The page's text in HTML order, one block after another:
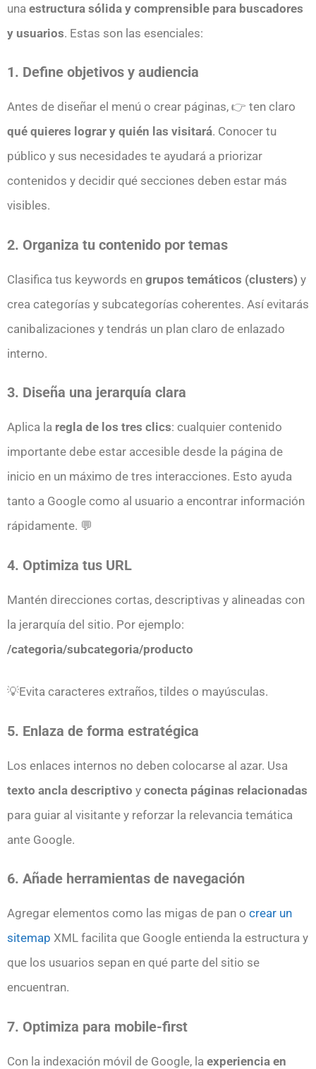
una estructura sólida y comprensible para buscadores
y usuarios. Estas son las esenciales:
1. Define objetivos y audiencia
Antes de diseñar el menú o crear páginas, 👉 ten claro
qué quieres lograr y quién las visitará. Conocer tu
público y sus necesidades te ayudará a priorizar
contenidos y decidir qué secciones deben estar más
visibles.
2. Organiza tu contenido por temas
Clasifica tus keywords en grupos temáticos (clusters) y
crea categorías y subcategorías coherentes. Así evitarás
canibalizaciones y tendrás un plan claro de enlazado
interno.
3. Diseña una jerarquía clara
Aplica la regla de los tres clics: cualquier contenido
importante debe estar accesible desde la página de
inicio en un máximo de tres interacciones. Esto ayuda
tanto a Google como al usuario a encontrar información
rápidamente. 💬
4. Optimiza tus URL
Mantén direcciones cortas, descriptivas y alineadas con
la jerarquía del sitio. Por ejemplo:
/categoria/subcategoria/producto
💡Evita caracteres extraños, tildes o mayúsculas.
5. Enlaza de forma estratégica
Los enlaces internos no deben colocarse al azar. Usa
texto ancla descriptivo y conecta páginas relacionadas
para guiar al visitante y reforzar la relevancia temática
ante Google.
6. Añade herramientas de navegación
Agregar elementos como las migas de pan o crear un
sitemap XML facilita que Google entienda la estructura y
que los usuarios sepan en qué parte del sitio se
encuentran.
7. Optimiza para mobile-first
Con la indexación móvil de Google, la experiencia en